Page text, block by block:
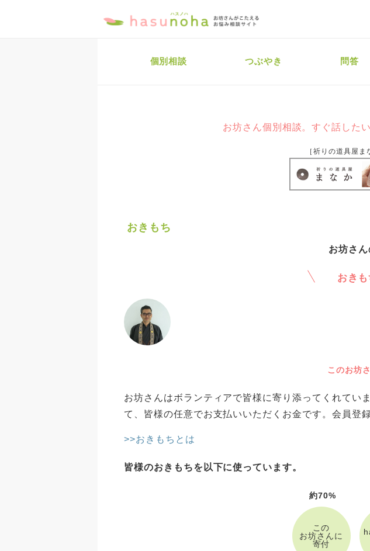
個別相談 つぶやき 問答
お坊さん個別相談。すぐ話した
［祈りの道具屋
おきもち
お坊さ
おき
このお坊
お坊さんはボランティアで皆様に寄り添ってくれてい
て、皆様の任意でお支払いいただくお金です。会員登
>>おきもちとは
皆様のおきもちを以下に使っています。
約70%
この
お坊さんに
寄付